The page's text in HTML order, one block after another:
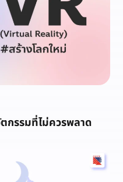
กรรมที่ไม่ควรพลาด